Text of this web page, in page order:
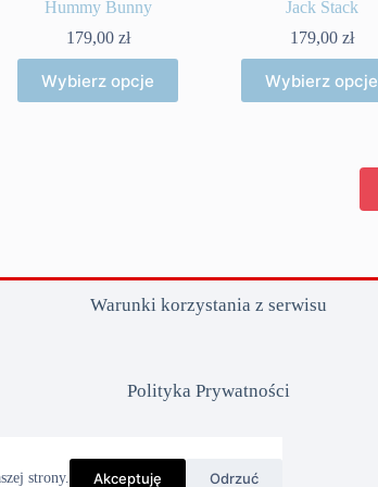
strony. Akceptuję Odrzuć
Hummy Bunny
179,00 zł
Wybierz opcje
produkt
ma
Jack Stack
179,00 zł
Wybierz opcje
produkt
ma
Opcje
wybrać
Warunki korzystania z serwisu
Polityka Prywatności
Regulamin